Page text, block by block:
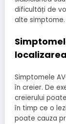
dificultăți de
alte simptome.
Simptomele
în creier. De
creierului
în timp ce o
poate cauza